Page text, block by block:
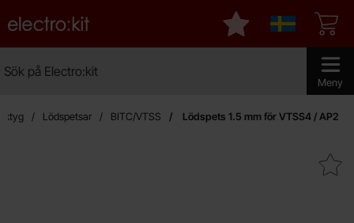
Meny
Startsidan för Electro:kit
Sverige
Mina favoriter
Lödspetsar BITC/VTSS Lödspets 1.5 mm för VTSS4 / AP2
Makera lödspets 1.5 mm för